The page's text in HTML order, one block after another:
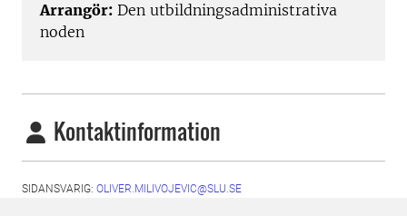
Arrangör: Den utbildningsadministrativa
noden
Kontaktinformation
SIDANSVARIG: OLIVER.MILIVOJEVIC@SLU.SE